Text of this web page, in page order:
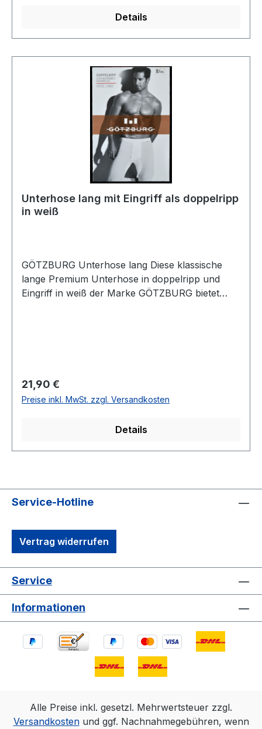
optimalen TragekomfortTrocknergeeignet100 %
Baumwolle KochfestArtikel Nr. 64-1112
Details
Unterhose lang mit Eingriff als doppelripp
in weiß
GÖTZBURG Unterhose lang Diese klassische
lange Premium Unterhose in doppelripp und
Eingriff in weiß der Marke GÖTZBURG bietet
Umtausch und Rücksendung
ausgeschlossenFarbe: WeißMit
EingriffDoppelrippWeichgummibund mit
optimalen TragekomfortTrocknergeeignet100 %
Baumwolle KochfestArtikel Nr. 64-2013
Regulärer Preis:
21,90 €
Preise inkl. MwSt. zzgl. Versandkosten
Details
Service-Hotline
Vertrag widerrufen
Service
Informationen
Alle Preise inkl. gesetzl. Mehrwertsteuer zzgl.
Versandkostenund ggf. Nachnahmegebühren, wenn